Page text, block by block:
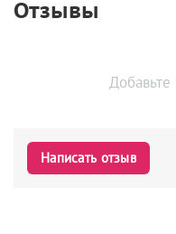
Отзывы
Написать отзыв